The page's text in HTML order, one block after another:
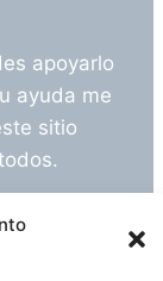
apoyarlo
ayuda me
sitio
Escríbeme